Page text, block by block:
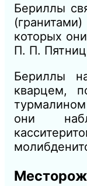
Бериллы
которых
П. П.
Бериллы
кварцем,
они